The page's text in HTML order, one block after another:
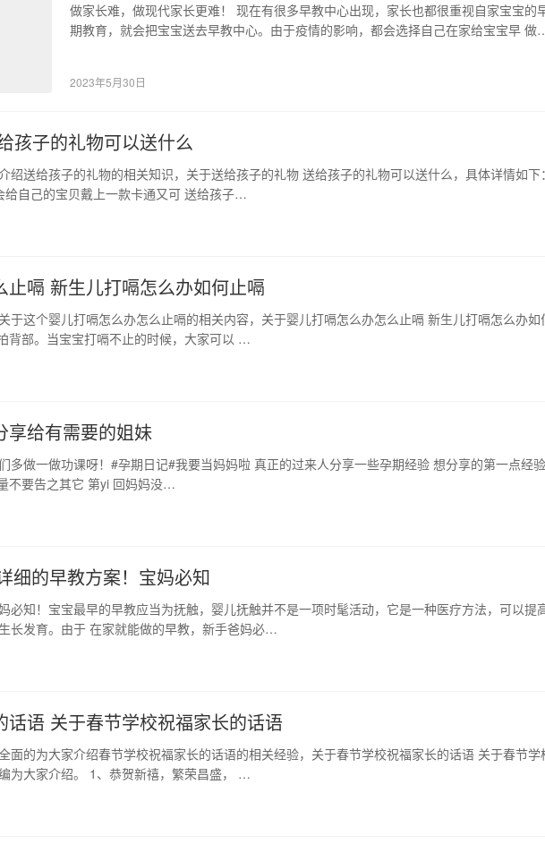
做家长难，做现代家长更难！ 现在有很多早教中心出现，家长也都很重视自家宝宝的
期教育，就会把宝宝送去早教中心。由于疫情的影响，都会选择自己在家给宝宝早 做
2023年5月30日
孩子的礼物可以送什么
绍送给孩子的礼物的相关知识，关于送给孩子的礼物 送给孩子的礼物可以送什么，具体详情如下
给自己的宝贝戴上一款卡通又可 送给孩子…
止嗝 新生儿打嗝怎么办如何止嗝
于这个婴儿打嗝怎么办怎么止嗝的相关内容，关于婴儿打嗝怎么办怎么止嗝 新生儿打嗝怎么办如
背部。当宝宝打嗝不止的时候，大家可以 …
享给有需要的姐妹
多做一做功课呀！#孕期日记#我要当妈妈啦 真正的过来人分享一些孕期经验 想分享的第一点经验
不要告之其它 第yi 回妈妈没…
细的早教方案！宝妈必知
必知！宝宝最早的早教应当为抚触，婴儿抚触并不是一项时髦活动，它是一种医疗方法，可以提
长发育。由于 在家就能做的早教，新手爸妈必…
话语 关于春节学校祝福家长的话语
面的为大家介绍春节学校祝福家长的话语的相关经验，关于春节学校祝福家长的话语 关于春节学
为大家介绍。 1、恭贺新禧，繁荣昌盛， …